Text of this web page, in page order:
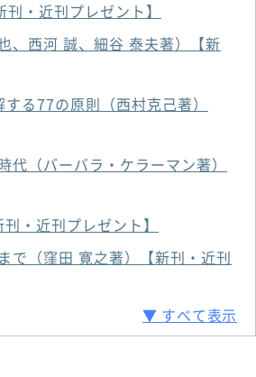
・近刊プレゼント】
、西河 誠、細谷 泰夫著）【新
る77の原則（西村克己著）
（バーバラ・ケラーマン著）
・近刊プレゼント】
で（窪田 寛之著）【新刊・近刊
▼ すべて表示